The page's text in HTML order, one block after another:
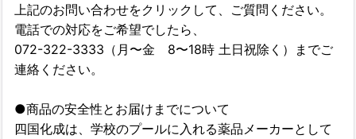
上記のお問い合わせをクリックして、ご質問ください。
電話での対応をご希望でしたら、
072-322-3333（月〜金 8〜18時 土日祝除く）までご
連絡ください。
●商品の安全性とお届けまでについて
四国化成は、学校のプールに入れる薬品メーカーとして